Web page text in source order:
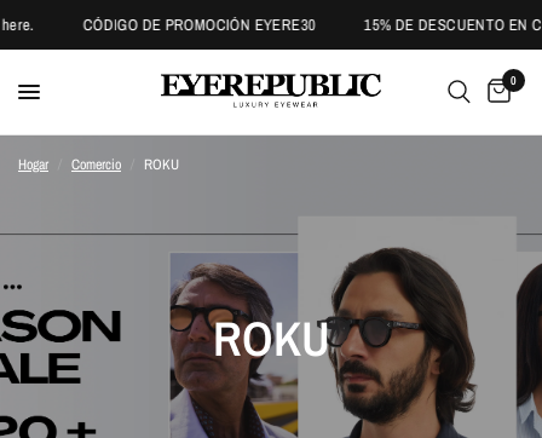
CÓDIGO DE PROMOCIÓN EYERE30 15% DE DESCUENTO EN
0
Hogar Comercio ROKU
ROKU